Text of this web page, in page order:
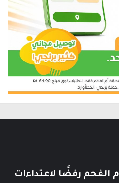
الفحم رفضًا لاعتداءات